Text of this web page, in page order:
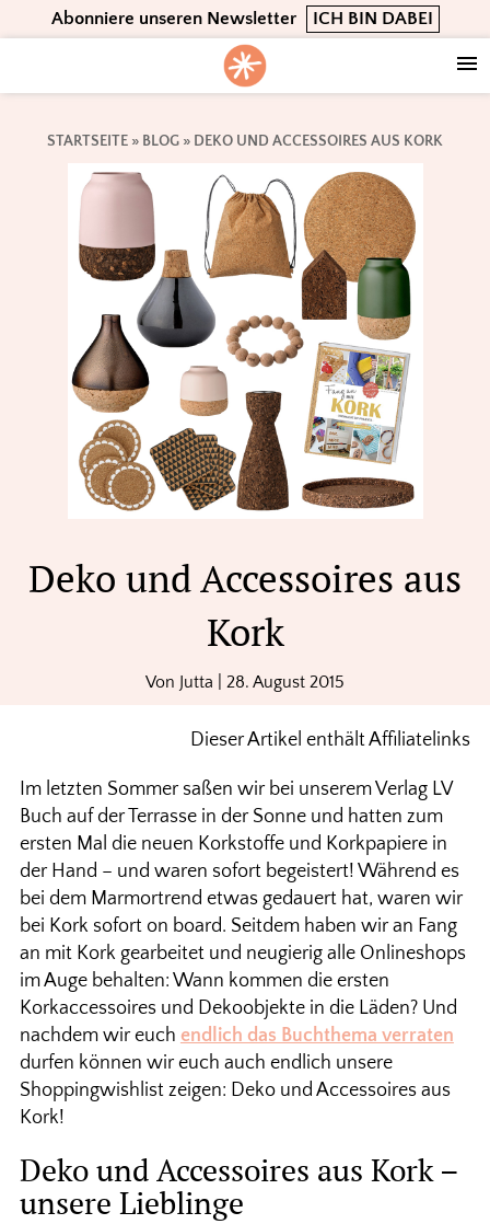
to
navigation
to
content
to
Abonniere unseren Newsletter ICH BIN DABEI
STARTSEITE » BLOG » DEKO UND ACCESSOIRES AUS KORK
Deko und Accessoires aus
Kork
Von Jutta 28. August 2015
Dieser Artikel enthält Affiliatelinks
Im letzten Sommer saßen wir bei unserem Verlag LV
Buch auf der Terrasse in der Sonne und hatten zum
ersten Mal die neuen Korkstoffe und Korkpapiere in
der Hand – und waren sofort begeistert! Während es
bei dem Marmortrend etwas gedauert hat, waren wir
bei Kork sofort on board. Seitdem haben wir an Fang
an mit Kork gearbeitet und neugierig alle Onlineshops
im Auge behalten: Wann kommen die ersten
Korkaccessoires und Dekoobjekte in die Läden? Und
nachdem wir euch endlich das Buchthema verraten
durfen können wir euch auch endlich unsere
Shoppingwishlist zeigen: Deko und Accessoires aus
Kork!
Deko und Accessoires aus Kork –
unsere Lieblinge